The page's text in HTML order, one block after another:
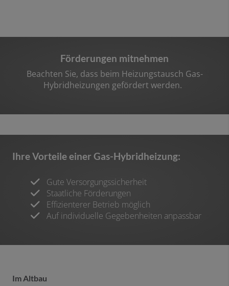
Förderungen mitnehmen​
Beachten Sie, dass beim Heizungstausch Gas-
Hybridheizungen gefördert werden. ​
Ihre Vorteile einer Gas-Hybridheizung:​
Gute Versorgungssicherheit
Staatliche Förderungen
Effizienterer Betrieb möglich
Auf individuelle Gegebenheiten anpassbar
Im Altbau​